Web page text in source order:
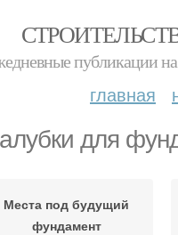
публикации
главная
для
Места под будущий
фундамент